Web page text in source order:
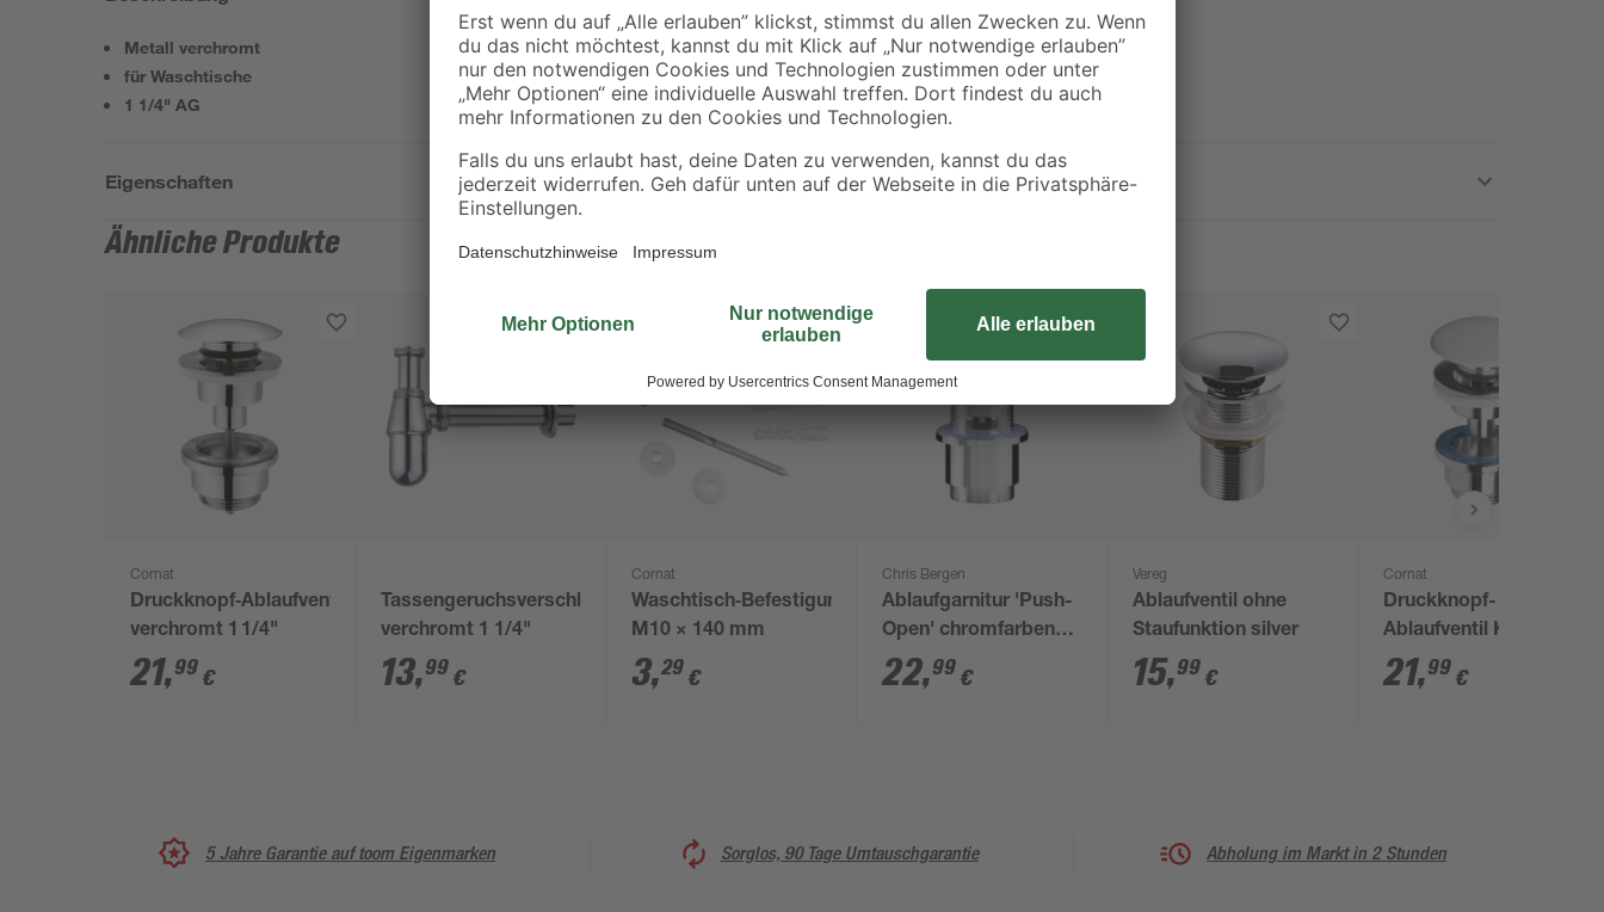
Metall verchromt
für Waschtische
1 1/4" AG
Eigenschaften
Ähnliche Produkte
Cornat
Druckknopf‑Ablaufventil
verchromt 1 1/4"
21,99 €
Tassengeruchsverschluss
verchromt 1 1/4"
13,99 €
Cornat
Waschtisch‑Befestigung
M10 × 140 mm
3,29 €
Chris Bergen
Ablaufgarnitur 'Push-
Open' chromfarben
Messing
22,99 €
Vereg
Ablaufventil ohne
Staufunktion silver
15,99 €
Cornat
Druckknopf-
Ablaufventil Keramik
weiß Ø 66mm
11/4"AG
21,99 €
5 Jahre Garantie auf toom Eigenmarken Sorglos, 90 Tage Umtauschgarantie Abholung im Markt in 2 Stunden